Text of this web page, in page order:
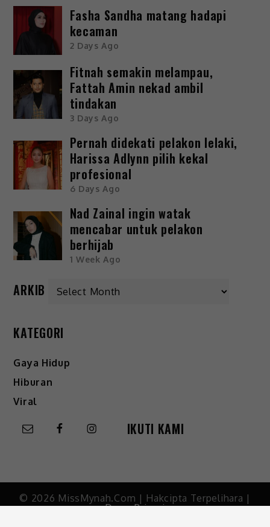
Fasha Sandha matang hadapi
kecaman
2 Days Ago
Fitnah semakin melampau,
Fattah Amin nekad ambil
tindakan
3 Days Ago
Pernah didekati pelakon lelaki,
Harissa Adlynn pilih kekal
profesional
6 Days Ago
Nad Zainal ingin watak
mencabar untuk pelakon
berhijab
1 Week Ago
ARKIB
KATEGORI
Gaya Hidup
Hiburan
Viral
IKUTI KAMI
© 2026 MissMynah.Com | Hakcipta Terpelihara |
Dasar Privasi